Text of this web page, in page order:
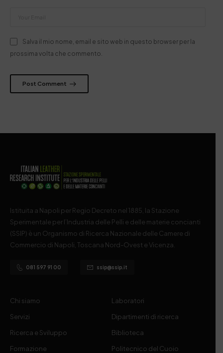
Salva il mio nome, email e sito web in questo browser per la
prossima volta che commento.
Post Comment
Istituita a Napoli per Regio Decreto nel 1885, la Stazione
Sperimentale per l’Industria delle Pelli e delle materie concianti
(SSIP) è un Organismo di Ricerca Nazionale delle Camere di
Commercio di Napoli, Toscana Nord-Ovest e Vicenza.
081 597 91 00 ssip@ssip.it
Chi siamo
Servizi
Ricerca e Sviluppo
Formazione
Laboratori
Dipartimenti di ricerca
Biblioteca
Politecnico del Cuoio